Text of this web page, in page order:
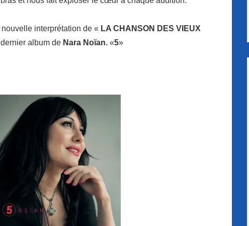
interprétation de « LA CHANSON DES VIEUX
album de Nara Noïan. «5»